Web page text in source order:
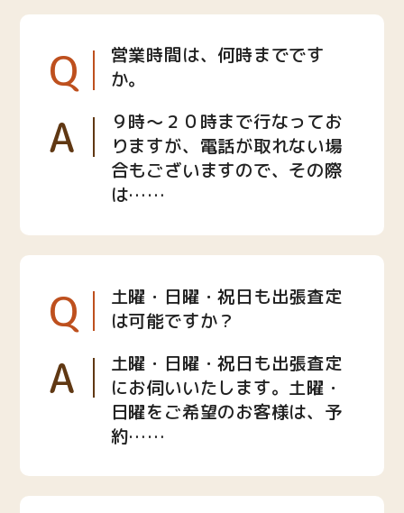
Q
営業時間は、何時までです
か。
A
９時〜２０時まで行なってお
りますが、電話が取れない場
合もございますので、その際
は……
Q
土曜・日曜・祝日も出張査定
は可能ですか？
A
土曜・日曜・祝日も出張査定
にお伺いいたします。土曜・
日曜をご希望のお客様は、予
約……